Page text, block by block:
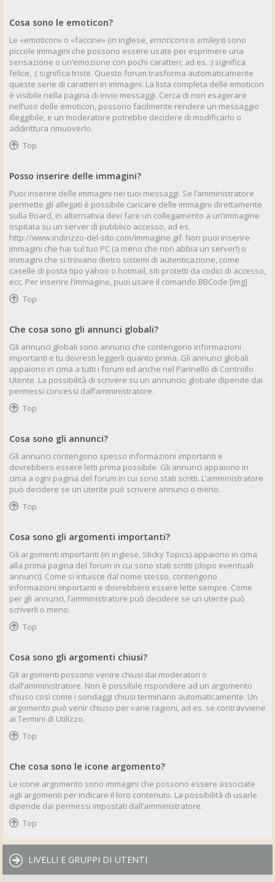
Cosa sono le emoticon?
Le «emoticon» o «faccine» (in inglese, emoticonso smileys) sono
piccole immagini che possono essere usate per esprimere una
sensazione o un’emozione con pochi caratteri; ad es. :) significa
felice, :( significa triste. Questo forum trasforma automaticamente
queste serie di caratteri in immagini. La lista completa delle emoticon
è visibile nella pagina di invio messaggi. Cerca di non esagerare
nell’uso delle emoticon, possono facilmente rendere un messaggio
illeggibile, e un moderatore potrebbe decidere di modificarlo o
addirittura rimuoverlo.
Top
Posso inserire delle immagini?
Puoi inserire delle immagini nei tuoi messaggi. Se l’amministratore
permette gli allegati è possibile caricare delle immagini direttamente
sulla Board, in alternativa devi fare un collegamento a un’immagine
ospitata su un server di pubblico accesso, ad es.
http://www.indirizzo-del-sito.com/immagine.gif. Non puoi inserire
immagini che hai sul tuo PC (a meno che non abbia un server!) o
immagini che si trovano dietro sistemi di autenticazione, come
caselle di posta tipo yahoo o hotmail, siti protetti da codici di accesso,
ecc. Per inserire l’immagine, puoi usare il comando BBCode [img]
Top
Che cosa sono gli annunci globali?
Gli annunci globali sono annunci che contengono informazioni
importanti e tu dovresti leggerli quanto prima. Gli annunci globali
appaiono in cima a tutti i forum ed anche nel Pannello di Controllo
Utente. La possibilità di scrivere su un annuncio globale dipende dai
permessi concessi dall’amministratore.
Top
Cosa sono gli annunci?
Gli annunci contengono spesso informazioni importanti e
dovrebbero essere letti prima possibile. Gli annunci appaiono in
cima a ogni pagina del forum in cui sono stati scritti. L’amministratore
può decidere se un utente può scrivere annunci o meno.
Top
Cosa sono gli argomenti importanti?
Gli argomenti importanti (in inglese, Sticky Topics) appaiono in cima
alla prima pagina del forum in cui sono stati scritti (dopo eventuali
annunci). Come si intuisce dal nome stesso, contengono
informazioni importanti e dovrebbero essere lette sempre. Come
per gli annunci, l’amministratore può decidere se un utente può
scriverli o meno.
Top
Cosa sono gli argomenti chiusi?
Gli argomenti possono venire chiusi dai moderatori o
dall’amministratore. Non è possibile rispondere ad un argomento
chiuso così come i sondaggi chiusi terminano automaticamente. Un
argomento può venir chiuso per varie ragioni, ad es. se contravviene
ai Termini di Utilizzo.
Top
Che cosa sono le icone argomento?
Le icone argomento sono immagini che possono essere associate
agli argomenti per indicare il loro contenuto. La possibilità di usarle
dipende dai permessi impostati dall’amministratore.
Top
LIVELLI E GRUPPI DI UTENTI